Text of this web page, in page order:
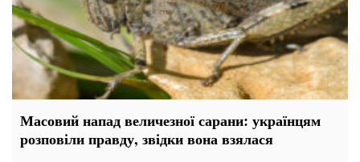
Масовий напад величезної сарани: українцям
розповіли правду, звідки вона взялася